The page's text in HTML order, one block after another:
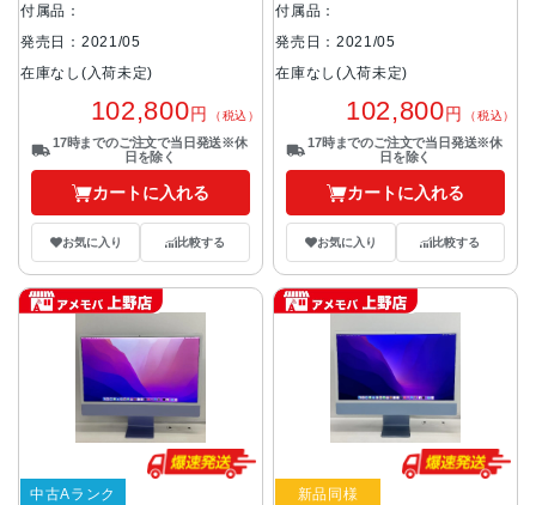
付属品：
発売日：2021/05
在庫なし(入荷未定)
102,800円 （税込）
17時までのご注文で当日発送※休
日を除く
カートに入れる
お気に入り 比較する
付属品：
発売日：2021/05
在庫なし(入荷未定)
102,800円 （税込）
17時までのご注文で当日発送※休
日を除く
カートに入れる
お気に入り 比較する
中古Aランク 新品同様